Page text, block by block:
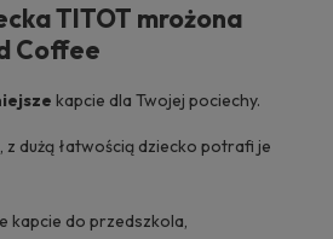
TITOT mrożona
Coffee
kapcie dla Twojej pociechy.
, z dużą łatwością dziecko potrafi je
kapcie do przedszkola,